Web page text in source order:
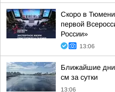
Скоро в
первой
России»
13:06
Ближайшие дни
см за сутки
13:06